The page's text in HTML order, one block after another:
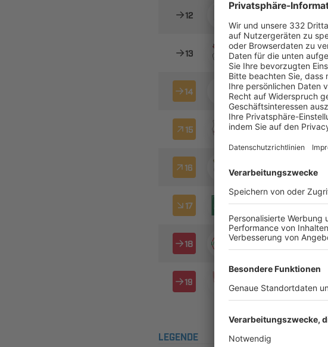

  ​
    
   
  
  
   

LEGENDE